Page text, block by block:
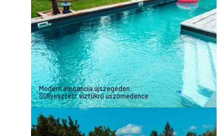
Modern elegancia újszegeden:
Süllyesztett víztükrű úszómedence